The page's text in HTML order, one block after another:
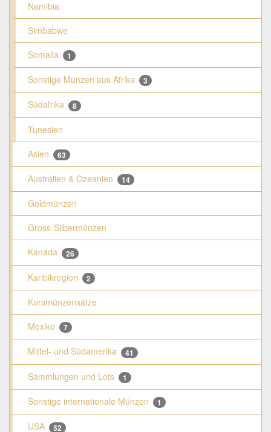
Namibia
Simbabwe
Somalia
1
Sonstige Münzen aus Afrika 3
Südafrika 8
Tunesien
Asien
63
Australien & Ozeanien 14
Goldmünzen
Gross-Silbermünzen
Kanada
26
Karibikregion 2
Kursmünzensätze
Mexiko
7
Mittel- und Südamerika 41
Sammlungen und Lots 1
Sonstige internationale Münzen 1
USA 52